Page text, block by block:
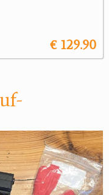
€ 129.90